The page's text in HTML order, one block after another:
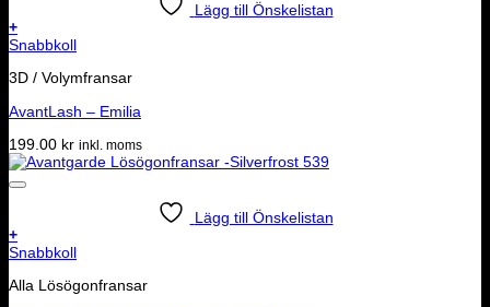
Lägg till Önskelistan
+
Snabbkoll
3D / Volymfransar
AvantLash – Emilia
199.00 kr inkl. moms
Lägg till Önskelistan
+
Snabbkoll
Alla Lösögonfransar